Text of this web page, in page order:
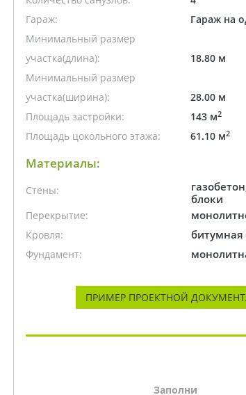
Гараж:
Гараж на
Минимальный размер
участка(длина):
18.80 м
Минимальный размер
участка(ширина):
28.00 м
Площадь застройки:
143 м2
Площадь цокольного этажа: 61.10 м2
Материалы:
Стены:
блоки
Перекрытие:
Кровля:
Фундамент:
ПРИМЕР ПРОЕКТНОЙ
Заполни